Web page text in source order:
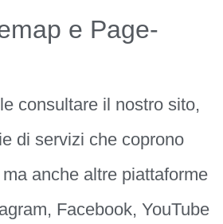
e Page-
consultare il nostro sito,
di servizi che coprono
anche altre piattaforme
Facebook, YouTube